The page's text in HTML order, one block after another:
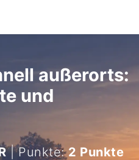
außerorts:
und
| Punkte:2 Punkte